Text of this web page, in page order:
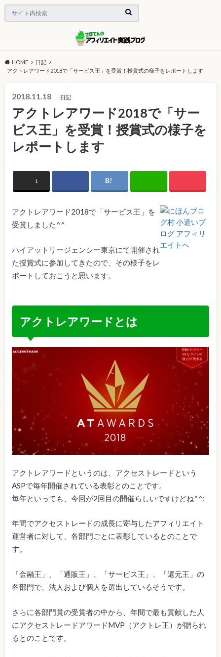
HOME
日記
アクトレアワード2018で「サービス王」を受賞！授賞式の様子をレポートします
2018.11.18 日記
アクトレアワード2018で「サー
ビス王」を受賞！授賞式の様子を
レポートします
1
アクトレアワード2018で「サービス王」を
受賞しました^^
ハイアットリージェンシー東京にて開催され
た授賞式に参加してきたので、その様子をレ
ポートしておこうと思います。
アクトレアワードとは
アクトレアワードというのは、アクセストレードという
ASPで毎年開催されている表彰とのことです。
毎年といっても、今回が2回目の開催らしいですけどね^^;
年間でアクセストレードの成長に寄与したアフィリエイト
運営者に対して、各部門ごとに表彰しているとのことで
す。
「金融王」、「通販王」、「サービス王」、「還元王」の
各部門で、法人および個人を選出しているそうです。
さらに各部門賞の受賞者の中から、年間で最も貢献した人
にアクセストレードアワードMVP（アクトレ王）が贈られ
るとのことです。